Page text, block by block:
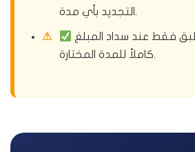
التجديد بأي مدة.
كاملاً للمدة المختارة.